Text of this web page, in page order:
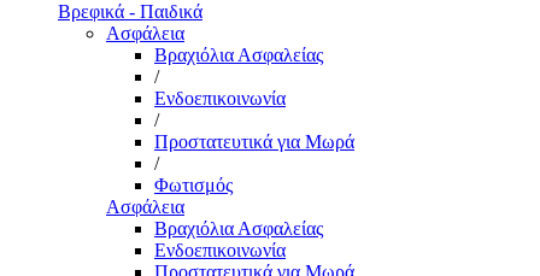
Βρεφικά - Παιδικά
Ασφάλεια
Βραχιόλια Ασφαλείας
/
Ενδοεπικοινωνία
/
Προστατευτικά για Μωρά
/
Φωτισμός
Ασφάλεια
Βραχιόλια Ασφαλείας
Ενδοεπικοινωνία
Προστατευτικά για Μωρά